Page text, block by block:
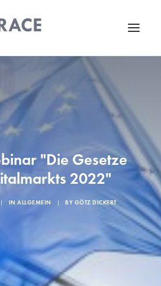
"Die Gesetze
2022"
| INALLGEMEIN | BY GÖTZ DICKERT